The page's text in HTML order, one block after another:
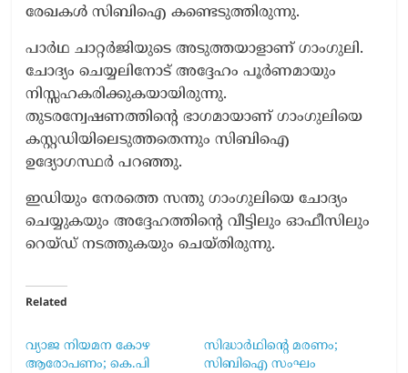
രേഖകൾ സിബിഐ കണ്ടെടുത്തിരുന്നു.
പാർഥ ചാറ്റർജിയുടെ അടുത്തയാളാണ് ഗാംഗുലി.
ചോദ്യം ചെയ്യലിനോട് അദ്ദേഹം പൂർണമായും
നിസ്സഹകരിക്കുകയായിരുന്നു.
തുടരന്വേഷണത്തിന്റെ ഭാഗമായാണ് ഗാംഗുലിയെ
കസ്റ്റഡിയിലെടുത്തതെന്നും സിബിഐ
ഉദ്യോഗസ്ഥർ പറഞ്ഞു.
ഇഡിയും നേരത്തെ സന്തു ഗാംഗുലിയെ ചോദ്യം
ചെയ്യുകയും അദ്ദേഹത്തിന്റെ വീട്ടിലും ഓഫീസിലും
റെയ്ഡ് നടത്തുകയും ചെയ്തിരുന്നു.
Related
വ്യാജ നിയമന കോഴ
ആരോപണം; കെ.പി
സിദ്ധാര്‍ഥിന്റെ മരണം;
സിബിഐ സംഘം